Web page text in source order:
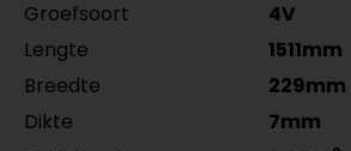
Co-Pro Profielen Zilver
per lengte: mm, € 28,95 p/st
Groefsoort
4V
Lengte
1511mm
Breedte
229mm
Dikte
7mm